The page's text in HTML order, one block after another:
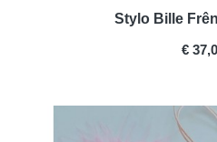
Stylo Bille
€